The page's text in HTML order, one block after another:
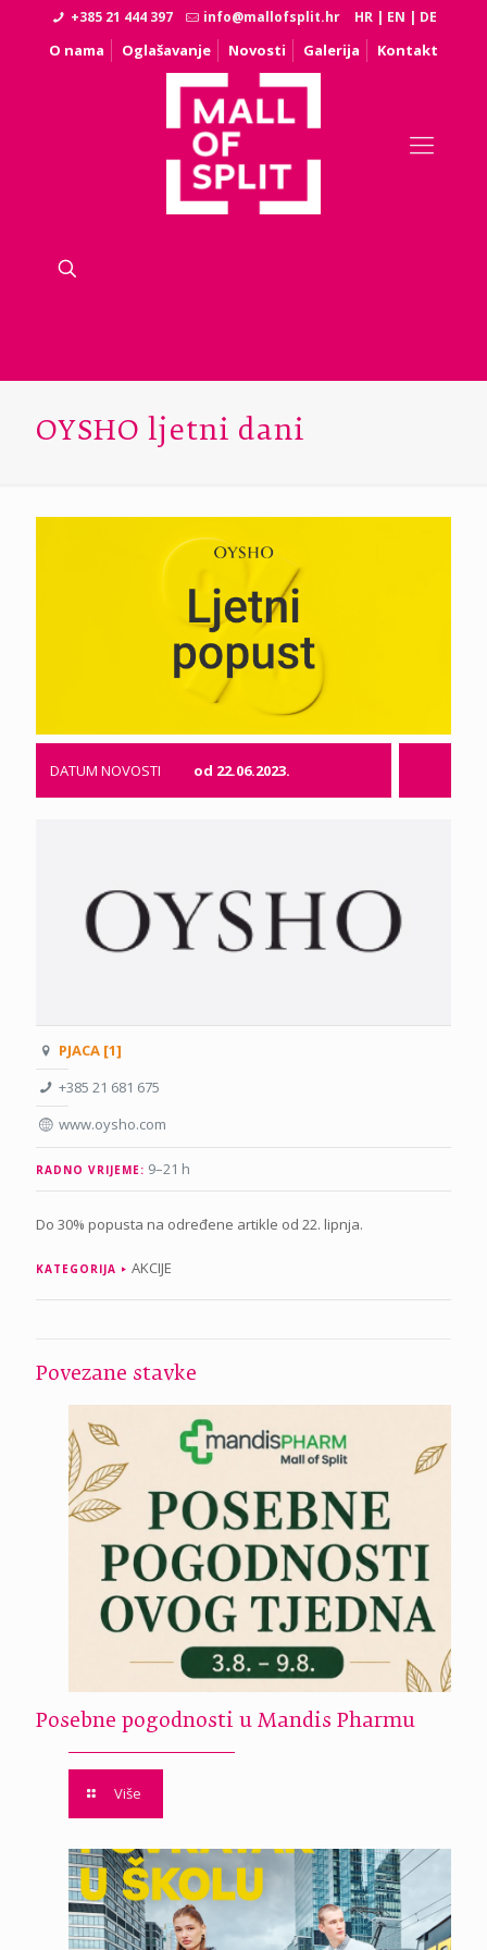
+385 21 444 397 info@mallofsplit.hr HR | EN | DE
O nama Oglašavanje Novosti Galerija Kontakt
OYSHO ljetni dani
DATUM NOVOSTI od 22.06.2023.
PJACA [1]
+385 21 681 675
www.oysho.com
RADNO VRIJEME: 9–21 h
Do 30% popusta na određene artikle od 22. lipnja.
KATEGORIJA AKCIJE
Povezane stavke
Posebne pogodnosti u Mandis Pharmu
Više